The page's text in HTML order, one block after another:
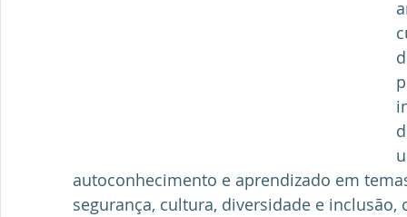
autoconhecimento e aprendizado em
segurança, cultura, diversidade e